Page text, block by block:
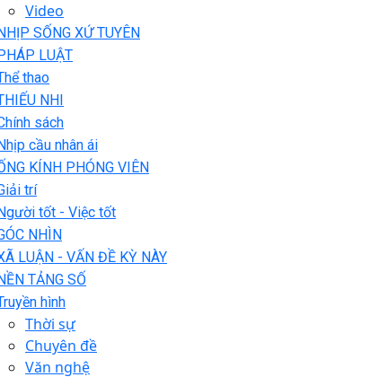
Video
SỐNG XỨ TUYÊN
LUẬT
thao
NHI
sách
cầu nhân ái
KÍNH PHÓNG VIÊN
trí
tốt - Việc tốt
NHÌN
LUẬN - VẤN ĐỀ KỲ NÀY
TẢNG SỐ
hình
Thời sự
Chuyên đề
Văn nghệ